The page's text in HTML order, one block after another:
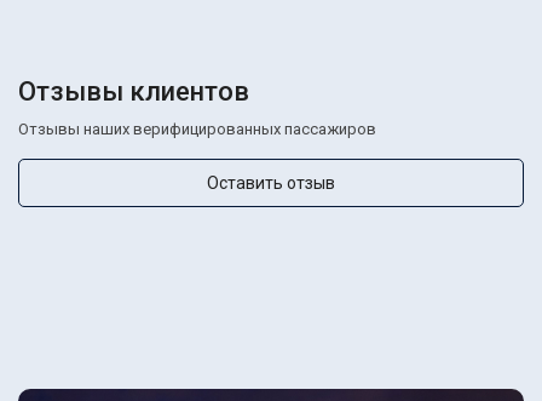
Отзывы клиентов
Отзывы наших верифицированных пассажиров
Оставить отзыв